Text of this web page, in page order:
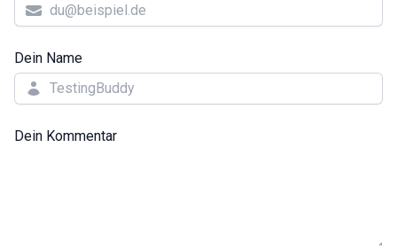
Dein Name
Dein Kommentar